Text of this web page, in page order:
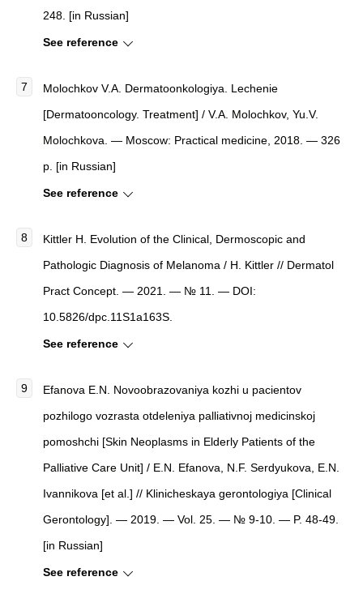
248. [in Russian]
See reference
Molochkov V.A. Dermatoonkologiya. Lechenie
[Dermatooncology. Treatment] / V.A. Molochkov, Yu.V.
Molochkova. — Moscow: Practical medicine, 2018. — 326
p. [in Russian]
See reference
Kittler H. Evolution of the Clinical, Dermoscopic and
Pathologic Diagnosis of Melanoma / H. Kittler // Dermatol
Pract Concept. — 2021. — № 11. — DOI:
10.5826/dpc.11S1a163S.
See reference
Efanova E.N. Novoobrazovaniya kozhi u pacientov
pozhilogo vozrasta otdeleniya palliativnoj medicinskoj
pomoshchi [Skin Neoplasms in Elderly Patients of the
Palliative Care Unit] / E.N. Efanova, N.F. Serdyukova, E.N.
Ivannikova [et al.] // Klinicheskaya gerontologiya [Clinical
Gerontology]. — 2019. — Vol. 25. — № 9-10. — P. 48-49.
[in Russian]
See reference